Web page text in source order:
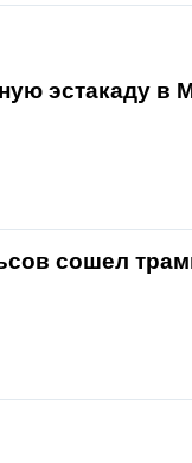
эстакаду в
сошел